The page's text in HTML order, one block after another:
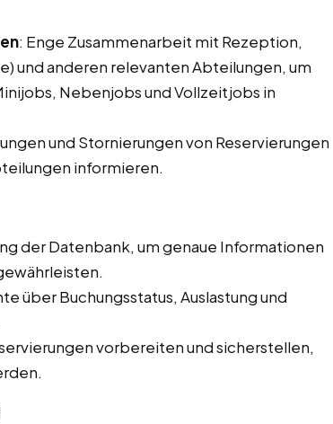
: Enge Zusammenarbeit mit Rezeption,
und anderen relevanten Abteilungen, um
Nebenjobs und Vollzeitjobs in
und Stornierungen von Reservierungen
informieren.
der Datenbank, um genaue Informationen
über Buchungsstatus, Auslastung und
vorbereiten und sicherstellen,